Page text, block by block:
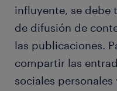
influyente, se debe
de difusión de
las publicaciones.
compartir las
sociales